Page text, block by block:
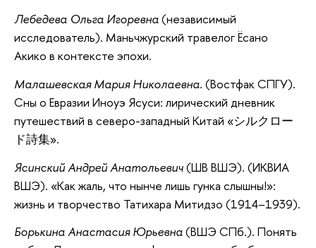
Лебедева Ольга Игоревна(независимый
исследователь). Маньчжурский травелог Ёсано
Акико в контексте эпохи.
Малашевская Мария Николаевна. (Востфак СПГУ).
Сны о Евразии Иноуэ Ясуси: лирический дневник
путешествий в северо-западный Китай «シルクロー
ド詩集».
Ясинский Андрей Анатольевич(ШВ ВШЭ). (ИКВИА
ВШЭ). «Как жаль, что нынче лишь гунка слышны!»:
жизнь и творчество Татихара Митидзо (1914–1939).
Борькина Анастасия Юрьевна(ВШЭ СПб.). Понять